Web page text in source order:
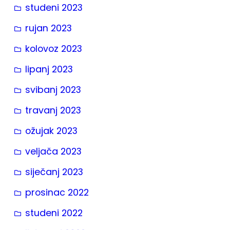
studeni 2023
rujan 2023
kolovoz 2023
lipanj 2023
svibanj 2023
travanj 2023
ožujak 2023
veljača 2023
siječanj 2023
prosinac 2022
studeni 2022